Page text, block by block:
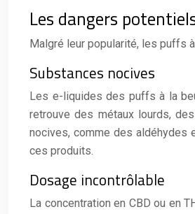
Les dangers
Malgré leur popularité, les puffs
Substances nocives
Les e-liquides des puffs à la
retrouve des métaux lourds,
nocives, comme des aldéhydes
ces produits.
Dosage incontrôlable
La concentration en CBD ou en